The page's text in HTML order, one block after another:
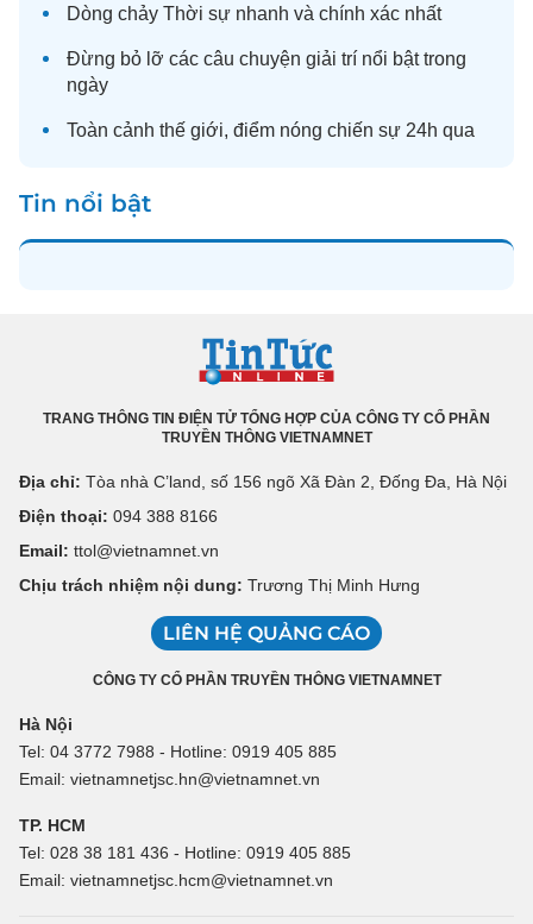
Dòng chảy Thời sự nhanh và chính xác nhất
Đừng bỏ lỡ các câu chuyện giải trí nổi bật trong
ngày
Toàn cảnh thế giới, điểm nóng chiến sự 24h qua
Tin nổi bật
TRANG THÔNG TIN ĐIỆN TỬ TỔNG HỢP CỦA CÔNG TY CỔ PHẦN
TRUYỀN THÔNG VIETNAMNET
Địa chỉ: Tòa nhà C’land, số 156 ngõ Xã Đàn 2, Đống Đa, Hà Nội
Điện thoại: 094 388 8166
Email: ttol@vietnamnet.vn
Chịu trách nhiệm nội dung: Trương Thị Minh Hưng
LIÊN HỆ QUẢNG CÁO
CÔNG TY CỔ PHẦN TRUYỀN THÔNG VIETNAMNET
Hà Nội
Tel: 04 3772 7988 - Hotline: 0919 405 885
Email: vietnamnetjsc.hn@vietnamnet.vn
TP. HCM
Tel: 028 38 181 436 - Hotline: 0919 405 885
Email: vietnamnetjsc.hcm@vietnamnet.vn